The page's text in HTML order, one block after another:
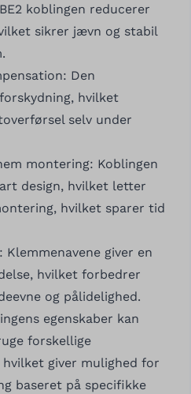
koblingen reducerer
sikrer jævn og stabil
Den
hvilket
selv under
montering: Koblingen
design, hvilket letter
hvilket sparer tid
giver en
hvilket forbedrer
og pålidelighed.
egenskaber kan
forskellige
giver mulighed for
baseret på specifikke